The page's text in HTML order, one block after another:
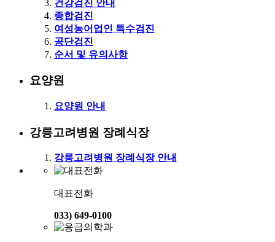
건강검진 안내
종합검진
여성농어업인 특수검진
공단검진
순서 및 유의사항
요양원
요양원 안내
강릉고려병원 장례식장
강릉고려병원 장례식장 안내
대표전화
033) 649-0100